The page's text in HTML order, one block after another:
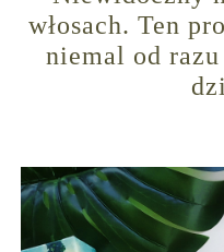
włosach. Ten
niemal od